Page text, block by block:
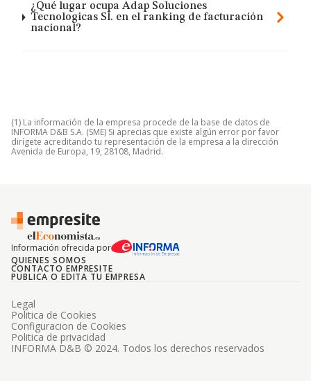
¿Qué lugar ocupa Adap Soluciones
Tecnologicas Sl. en el ranking de facturación
nacional?
(1) La información de la empresa procede de la base de datos de
INFORMA D&B S.A. (SME) Si aprecias que existe algún error por favor
dirígete acreditando tu representación de la empresa a la dirección
Avenida de Europa, 19, 28108, Madrid.
Información ofrecida por
QUIENES SOMOS
CONTACTO EMPRESITE
PUBLICA O EDITA TU EMPRESA
INFORMA D&B © 2024. Todos los derechos reservados
Legal
Politica de Cookies
Configuracion de Cookies
Politica de privacidad